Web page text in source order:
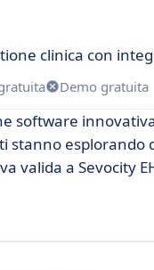
clinica con
Demo gratuita
software
stanno esplorando
valida a Sevocity